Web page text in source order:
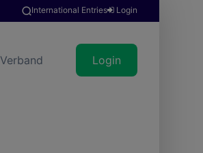
International Entries Login
Verband Login